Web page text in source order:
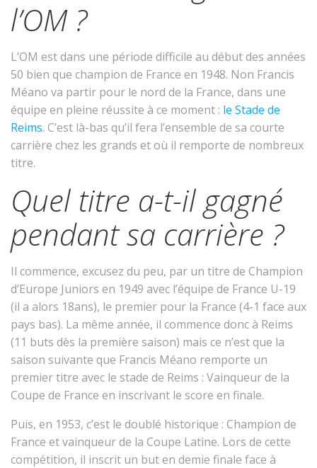
l’OM ?
L’OM est dans une période difficile au début des années
50 bien que champion de France en 1948. Non Francis
Méano va partir pour le nord de la France, dans une
équipe en pleine réussite à ce moment : le Stade de
Reims. C’est là-bas qu’il fera l’ensemble de sa courte
carrière chez les grands et où il remporte de nombreux
titre.
Quel titre a-t-il gagné
pendant sa carrière ?
Il commence, excusez du peu, par un titre de Champion
d’Europe Juniors en 1949 avec l’équipe de France U-19
(il a alors 18ans), le premier pour la France (4-1 face aux
pays bas). La même année, il commence donc à Reims
(11 buts dès la première saison) mais ce n’est que la
saison suivante que Francis Méano remporte un
premier titre avec le stade de Reims : Vainqueur de la
Coupe de France en inscrivant le score en finale.
Puis, en 1953, c’est le doublé historique : Champion de
France et vainqueur de la Coupe Latine. Lors de cette
compétition, il inscrit un but en demie finale face à